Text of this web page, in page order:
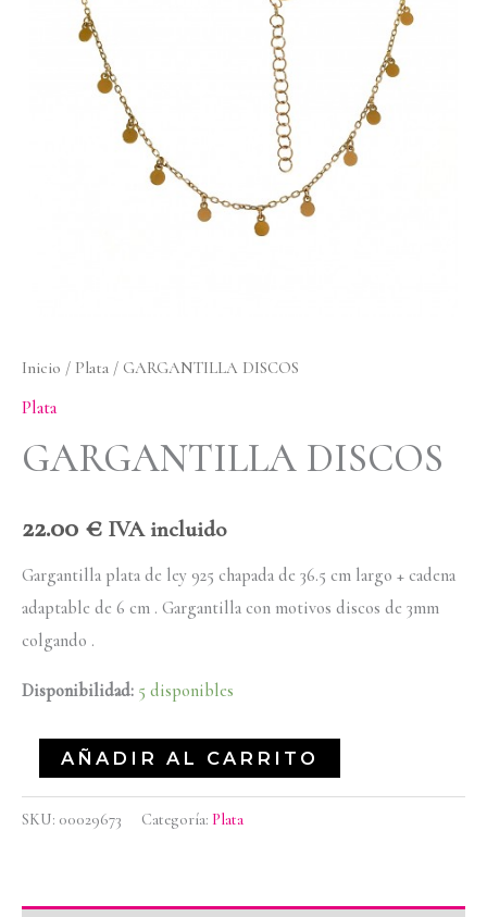
Inicio / Plata / GARGANTILLA DISCOS
Plata
GARGANTILLA DISCOS
22.00 € IVA incluido
Gargantilla plata de ley 925 chapada de 36.5 cm largo + cadena
adaptable de 6 cm . Gargantilla con motivos discos de 3mm
colgando .
Disponibilidad: 5 disponibles
AÑADIR AL CARRITO
SKU: 00029673 Categoría: Plata